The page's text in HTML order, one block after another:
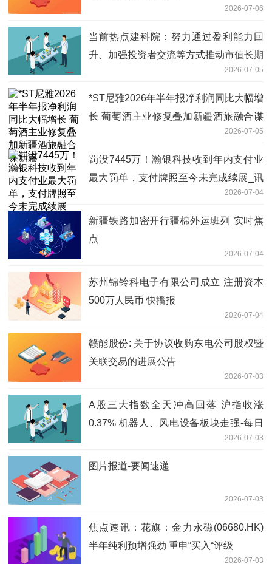
2026-07-06
当前热点建科院：努力通过盈利能力回
升、加强投资者交流等方式推动市值长期
2026-07-05
*ST尼雅2026年半年报净利润同比大幅增
长 葡萄酒主业修复叠加新疆酒旅融合谋
2026-07-05
罚没7445万！瀚银科技收到年内支付业
最大罚单，支付牌照至今未完成续展_讯
2026-07-04
新疆铁路加密开行疆棉外运班列 实时焦
点
2026-07-04
苏州锦铃科电子有限公司成立 注册资本
500万人民币 快播报
2026-07-04
赣能股份: 关于协议收购东电公司股权暨
关联交易的进展公告
2026-07-03
A股三大指数全天冲高回落 沪指收涨
0.37% 机器人、风电设备板块走强-每日
2026-07-03
图片报道-要闻速递
2026-07-03
焦点速讯：花旗：金力永磁(06680.HK)
半年纯利预增强劲 重申“买入“评级
2026-07-03